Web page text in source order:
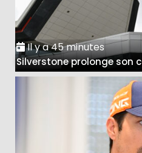
Il y a 45 minutes
Silverstone prolonge son